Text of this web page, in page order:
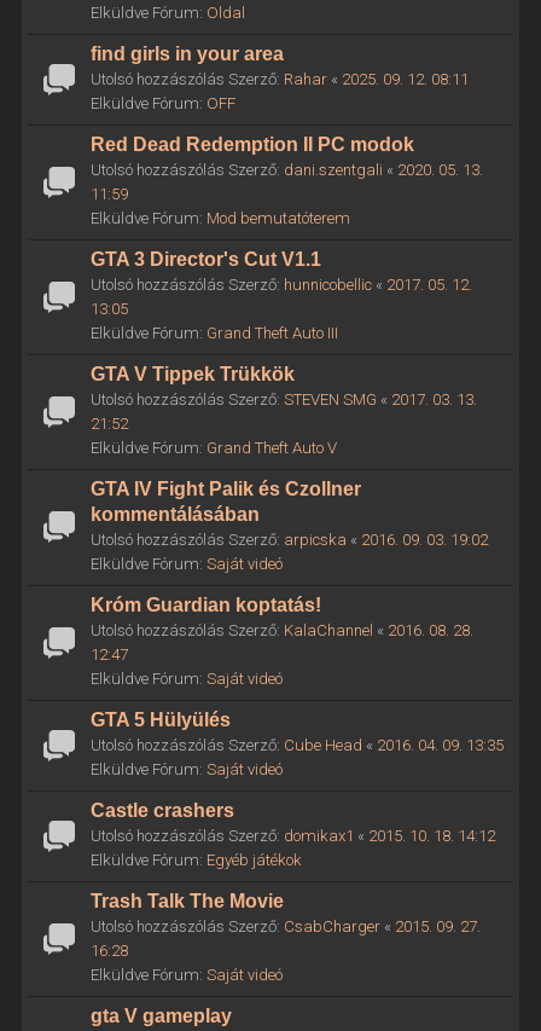
Elküldve Fórum: Oldal
find girls in your area
Utolsó hozzászólás Szerző: Rahar« 2025. 09. 12. 08:11
Elküldve Fórum: OFF
Red Dead Redemption II PC modok
Utolsó hozzászólás Szerző: dani.szentgali « 2020. 05. 13.
11:59
Elküldve Fórum: Mod bemutatóterem
GTA 3 Director's Cut V1.1
Utolsó hozzászólás Szerző: hunnicobellic« 2017. 05. 12.
13:05
Elküldve Fórum: Grand Theft Auto III
GTA V Tippek Trükkök
Utolsó hozzászólás Szerző: STEVEN SMG « 2017. 03. 13.
21:52
Elküldve Fórum: Grand Theft Auto V
GTA IV Fight Palik és Czollner
kommentálásában
Utolsó hozzászólás Szerző: arpicska « 2016. 09. 03. 19:02
Elküldve Fórum: Saját videó
Króm Guardian koptatás!
Utolsó hozzászólás Szerző: KalaChannel « 2016. 08. 28.
12:47
Elküldve Fórum: Saját videó
GTA 5 Hülyülés
Utolsó hozzászólás Szerző: Cube Head « 2016. 04. 09. 13:35
Elküldve Fórum: Saját videó
Castle crashers
Utolsó hozzászólás Szerző: domikax1 « 2015. 10. 18. 14:12
Elküldve Fórum: Egyéb játékok
Trash Talk The Movie
Utolsó hozzászólás Szerző: CsabCharger« 2015. 09. 27.
16:28
Elküldve Fórum: Saját videó
gta V gameplay